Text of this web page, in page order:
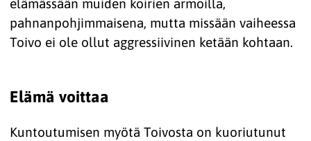
elämässään muiden koirien armoilla,
pahnanpohjimmaisena, mutta missään vaiheessa
Toivo ei ole ollut aggressiivinen ketään kohtaan.
Elämä voittaa
Kuntoutumisen myötä Toivosta on kuoriutunut